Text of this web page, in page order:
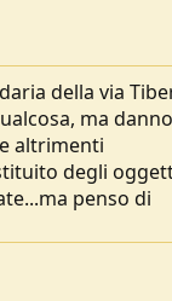
della via
ma danno
altrimenti
degli
penso di